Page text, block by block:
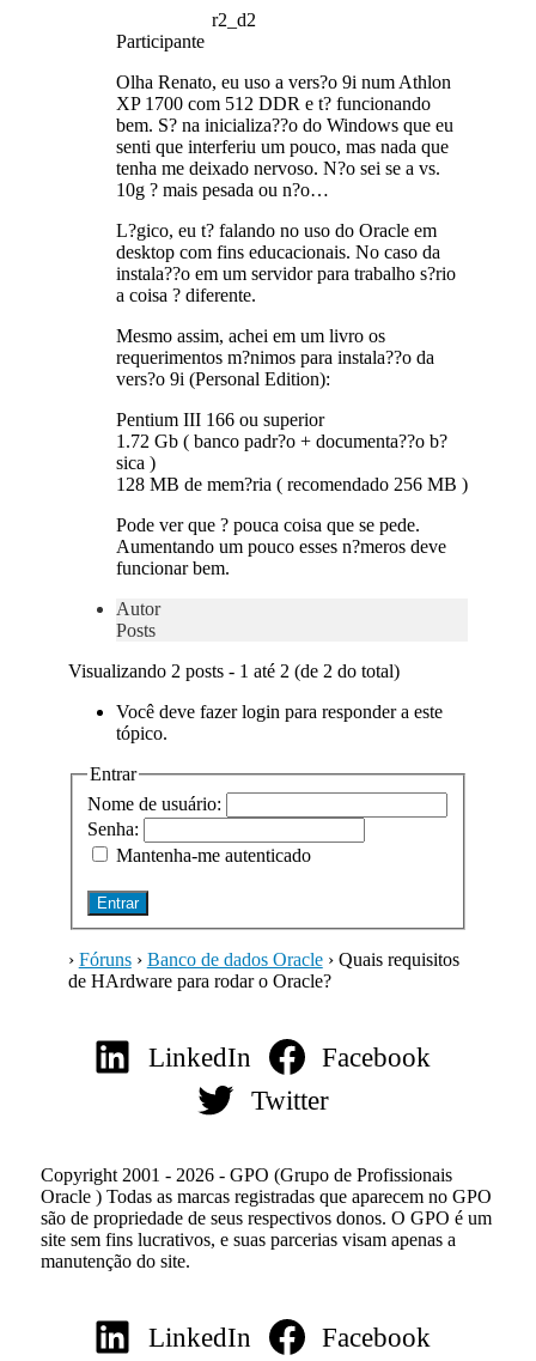
r2_d2
Participante
Olha Renato, eu uso a vers?o 9i num Athlon
XP 1700 com 512 DDR e t? funcionando
bem. S? na inicializa??o do Windows que eu
senti que interferiu um pouco, mas nada que
tenha me deixado nervoso. N?o sei se a vs.
10g ? mais pesada ou n?o…
L?gico, eu t? falando no uso do Oracle em
desktop com fins educacionais. No caso da
instala??o em um servidor para trabalho s?rio
a coisa ? diferente.
Mesmo assim, achei em um livro os
requerimentos m?nimos para instala??o da
vers?o 9i (Personal Edition):
Pentium III 166 ou superior
1.72 Gb ( banco padr?o + documenta??o b?
sica )
128 MB de mem?ria ( recomendado 256 MB )
Pode ver que ? pouca coisa que se pede.
Aumentando um pouco esses n?meros deve
funcionar bem.
Autor
Posts
Visualizando 2 posts - 1 até 2 (de 2 do total)
Você deve fazer login para responder a este
tópico.
Entrar
Nome de usuário:
Senha:
Mantenha-me autenticado
Entrar
› Fóruns › Banco de dados Oracle › Quais requisitos
de HArdware para rodar o Oracle?
LinkedIn
Facebook
Twitter
Copyright 2001 - 2026 - GPO (Grupo de Profissionais
Oracle ) Todas as marcas registradas que aparecem no GPO
são de propriedade de seus respectivos donos. O GPO é um
site sem fins lucrativos, e suas parcerias visam apenas a
manutenção do site.
LinkedIn Facebook